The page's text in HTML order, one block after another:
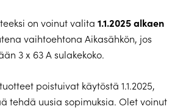
on voinut valita 1.1.2025 alkaen
vaihtoehtona Aikasähkön, jos
3 x 63 A sulakekoko.
poistuivat käytöstä 1.1.2025,
tehdä uusia sopimuksia. Olet voinut